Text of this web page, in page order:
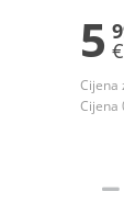
5
Cijena
Cijena